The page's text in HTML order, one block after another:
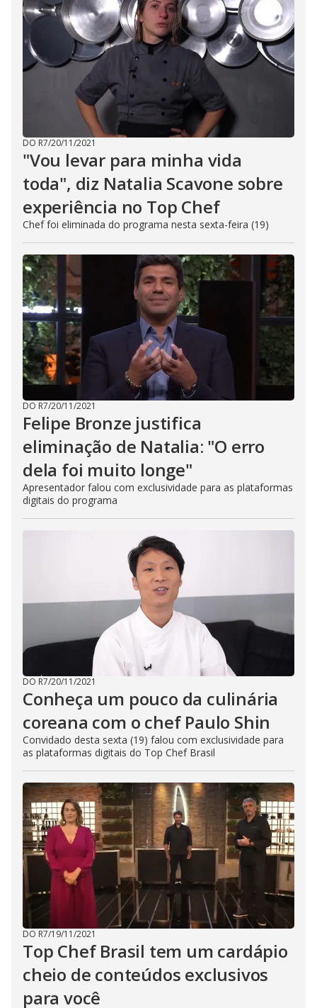
DO R7/20/11/2021
"Vou levar para minha vida
toda", diz Natalia Scavone sobre
experiência no Top Chef
Chef foi eliminada do programa nesta sexta-feira (19)
DO R7/20/11/2021
Felipe Bronze justifica
eliminação de Natalia: "O erro
dela foi muito longe"
Apresentador falou com exclusividade para as plataformas
digitais do programa
DO R7/20/11/2021
Conheça um pouco da culinária
coreana com o chef Paulo Shin
Convidado desta sexta (19) falou com exclusividade para
as plataformas digitais do Top Chef Brasil
DO R7/19/11/2021
Top Chef Brasil tem um cardápio
cheio de conteúdos exclusivos
para você